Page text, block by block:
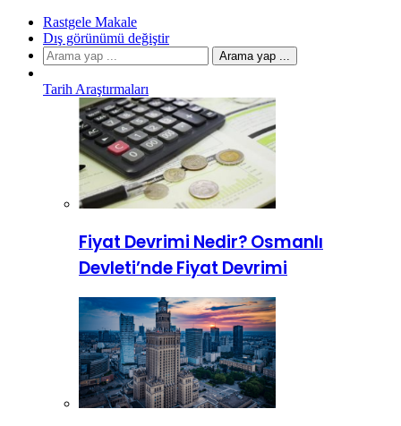
Rastgele Makale
Dış görünümü değiştir
Arama yap ...
Tarih Araştırmaları
Fiyat Devrimi Nedir? Osmanlı
Devleti’nde Fiyat Devrimi